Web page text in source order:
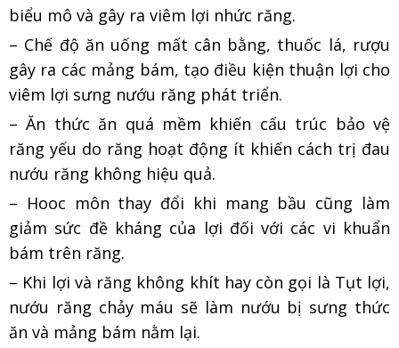
biểu mô và gây ra viêm lợi nhức răng.
– Chế độ ăn uống mất cân bằng, thuốc lá, rượu
gây ra các mảng bám, tạo điều kiện thuận lợi cho
viêm lợi sưng nướu răng phát triển.
– Ăn thức ăn quá mềm khiến cấu trúc bảo vệ
răng yếu do răng hoạt động ít khiến cách trị đau
nướu răng không hiệu quả.
– Hooc môn thay đổi khi mang bầu cũng làm
giảm sức đề kháng của lợi đối với các vi khuẩn
bám trên răng.
– Khi lợi và răng không khít hay còn gọi là Tụt lợi,
nướu răng chảy máu sẽ làm nướu bị sưng thức
ăn và mảng bám nằm lại.